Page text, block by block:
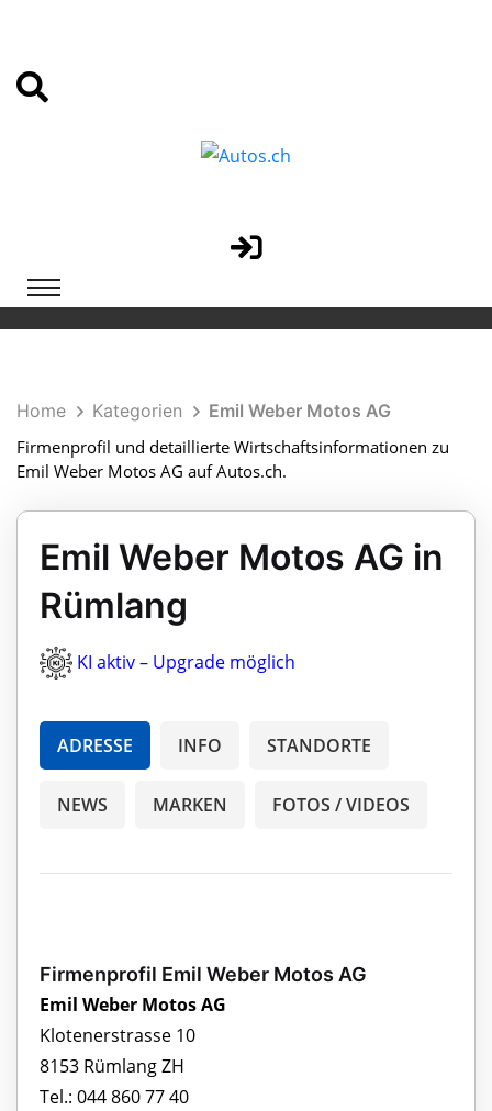
Home Kategorien
Emil Weber Motos AG
Firmenprofil und detaillierte Wirtschaftsinformationen zu
Emil Weber Motos AG auf Autos.ch.
Emil Weber Motos AG in
Rümlang
KI aktiv – Upgrade möglich
ADRESSE INFO STANDORTE
NEWS MARKEN FOTOS / VIDEOS
Firmenprofil Emil Weber Motos AG
Emil Weber Motos AG
Klotenerstrasse 10
8153 Rümlang ZH
Tel.: 044 860 77 40